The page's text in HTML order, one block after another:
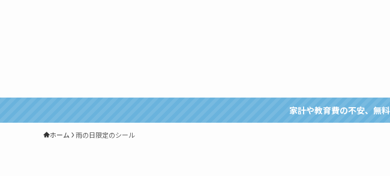
家計や教育費の不安、無
ホーム 雨の日限定のシール